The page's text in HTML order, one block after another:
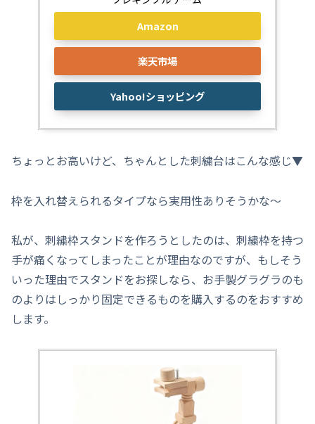
Amazon
楽天市場
Yahoo!ショッピング
ちょっとお高いけど、ちゃんとした刺繍台はこんな感じ▼
枠を入れ替えられるタイプなら実用性ありそうかな～
私が、刺繍枠スタンドを作ろうとしたのは、刺繍枠を持つ
手が痛くなってしまったことが理由なのですが、もしそう
いった理由でスタンドをお探しなら、お手製グラグラのも
のよりはしっかり固定できるものを購入するのをおすすめ
します。